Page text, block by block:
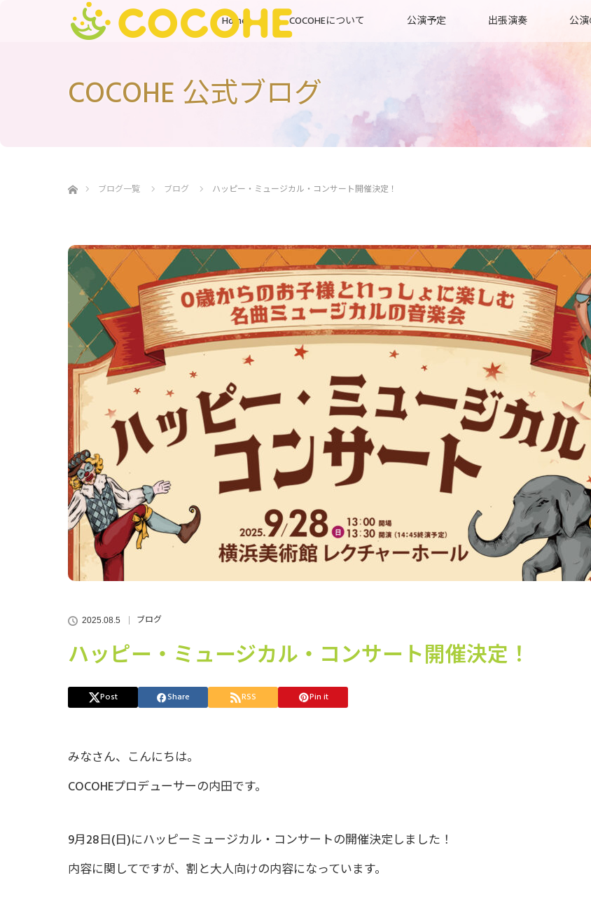
Home COCOHEについて 公演予定 出張演奏 公
COCOHE 公式ブログ
ブログ一覧
ブログ ハッピー・ミュージカル・コンサート開催決定！
2025.08.5 ブログ
ハッピー・ミュージカル・コンサート開催決定！
Post Share RSS Pin it
みなさん、こんにちは。
COCOHEプロデューサーの内田です。
9月28日(日)にハッピーミュージカル・コンサートの開催決定しました！
内容に関してですが、割と大人向けの内容になっています。